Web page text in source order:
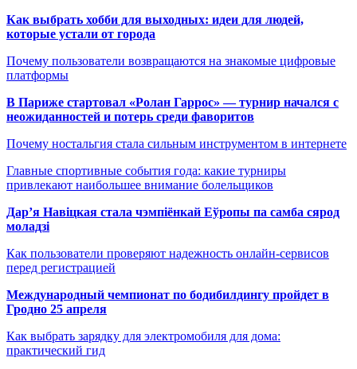
Как выбрать хобби для выходных: идеи для людей,
которые устали от города
Почему пользователи возвращаются на знакомые цифровые
платформы
В Париже стартовал «Ролан Гаррос» — турнир начался с
неожиданностей и потерь среди фаворитов
Почему ностальгия стала сильным инструментом в интернете
Главные спортивные события года: какие турниры
привлекают наибольшее внимание болельщиков
Дар’я Навіцкая стала чэмпіёнкай Еўропы па самба сярод
моладзі
Как пользователи проверяют надежность онлайн-сервисов
перед регистрацией
Международный чемпионат по бодибилдингу пройдет в
Гродно 25 апреля
Как выбрать зарядку для электромобиля для дома:
практический гид